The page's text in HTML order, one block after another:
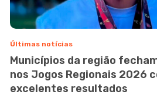
Últimas notícias
Municípios da região
nos Jogos Regionais 2026
excelentes resultados